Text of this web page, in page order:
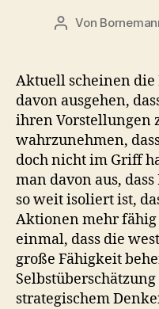
Beitragsautor
Von
Aktuell scheinen die
davon ausgehen,
ihren Vorstellungen
wahrzunehmen,
doch nicht im Griff
man davon aus,
so weit isoliert ist,
Aktionen mehr fähig
einmal, dass die
große Fähigkeit
strategischem